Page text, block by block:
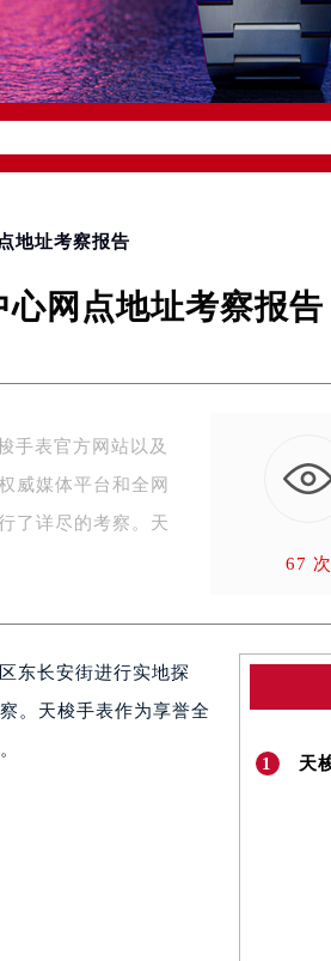
部区域（非大陆需加拨“+86”）
预约）
需提前预约）
地址考察报告
网点地址考察报告
手表官方网站以及
威媒体平台和全网
了详尽的考察。天
67 次
东长安街进行实地探
。天梭手表作为享誉全
1